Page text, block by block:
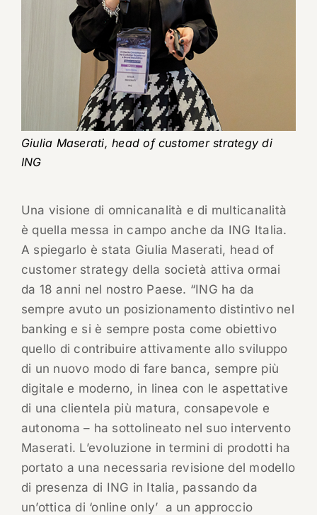
Giulia Maserati, head of customer strategy di
ING
Una visione di omnicanalità e di multicanalità
è quella messa in campo anche da ING Italia.
A spiegarlo è stata Giulia Maserati, head of
customer strategy della società attiva ormai
da 18 anni nel nostro Paese. “ING ha da
sempre avuto un posizionamento distintivo nel
banking e si è sempre posta come obiettivo
quello di contribuire attivamente allo sviluppo
di un nuovo modo di fare banca, sempre più
digitale e moderno, in linea con le aspettative
di una clientela più matura, consapevole e
autonoma – ha sottolineato nel suo intervento
Maserati. L’evoluzione in termini di prodotti ha
portato a una necessaria revisione del modello
di presenza di ING in Italia, passando da
un’ottica di ‘online only’ a un approccio